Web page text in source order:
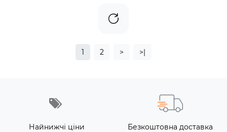
1 2 > >|
Найнижчі ціни
Безкоштовна доставка